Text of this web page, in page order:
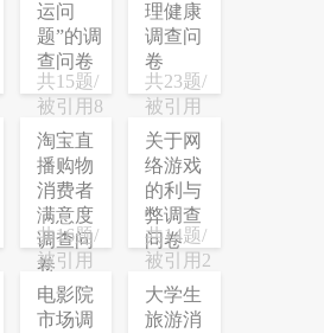
运问
题”的调
查问卷
共15题/
被引用8
次
理健康
调查问
卷
共23题/
被引用
23次
淘宝直
播购物
消费者
满意度
调查问
卷
共16题/
被引用
18次
关于网
络游戏
的利与
弊调查
问卷
共14题/
被引用2
次
电影院
市场调
大学生
旅游消